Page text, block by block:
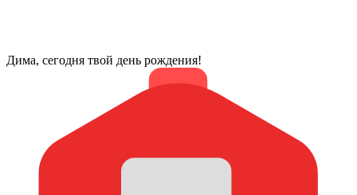
Дима, сегодня твой день рождения!